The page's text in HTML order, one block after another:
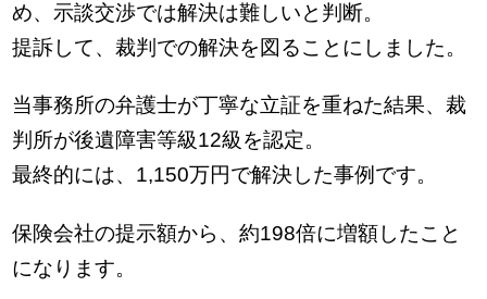
め、示談交渉では解決は難しいと判断。
提訴して、裁判での解決を図ることにしました。
当事務所の弁護士が丁寧な立証を重ねた結果、裁
判所が後遺障害等級12級を認定。
最終的には、1,150万円で解決した事例です。
保険会社の提示額から、約198倍に増額したこと
になります。